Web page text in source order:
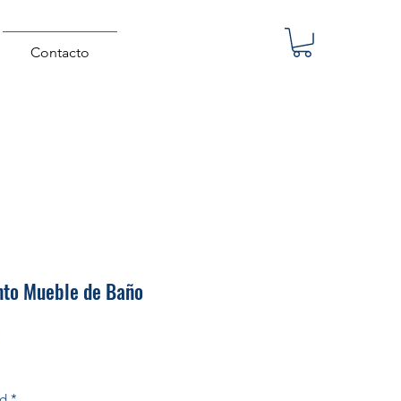
Contacto
Mueble de Baño